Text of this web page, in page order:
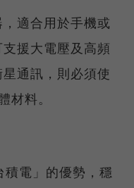
適合用於手機或
援大電壓及高頻
通訊，則必須使
材料。
電」的優勢，穩